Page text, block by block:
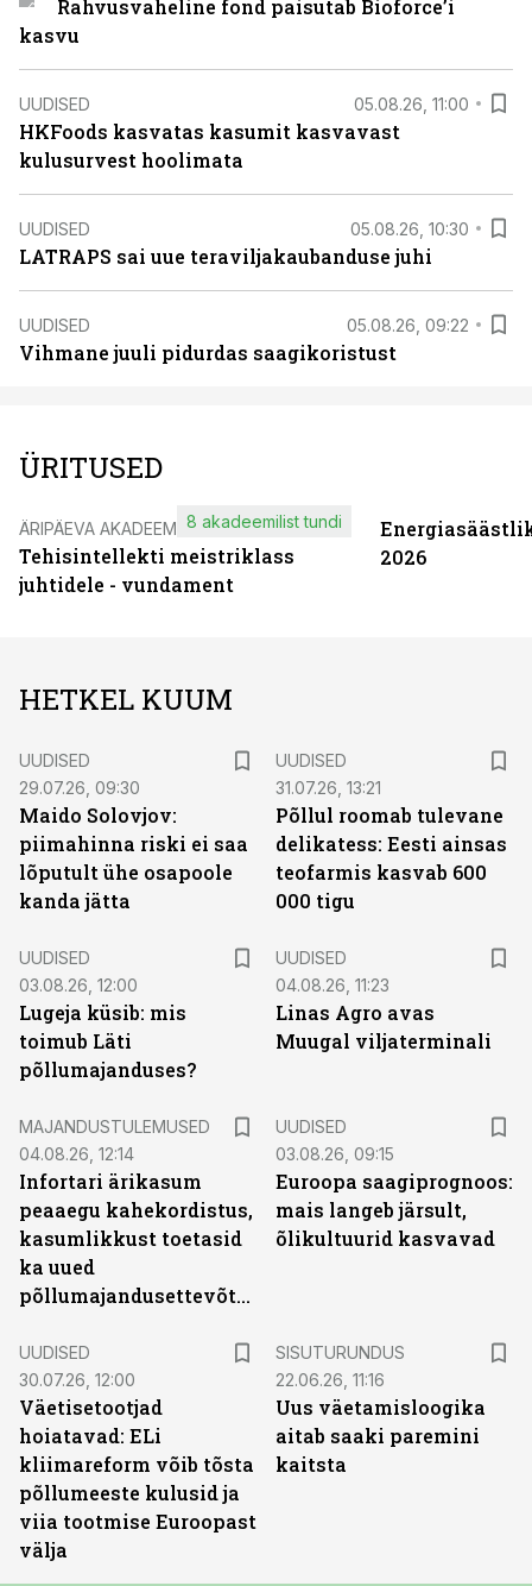
Rahvusvaheline fond paisutab Bioforce’i
kasvu
UUDISED 05.08.26, 11:00
HKFoods kasvatas kasumit kasvavast
kulusurvest hoolimata
UUDISED 05.08.26, 10:30
LATRAPS sai uue teraviljakaubanduse juhi
UUDISED 05.08.26, 09:22
Vihmane juuli pidurdas saagikoristust
ÜRITUSED
ÄRIPÄEVA AKADEEMIA
Tehisintellekti meistriklass
juhtidele - vundament
8 akadeemilist tundi
2026
HETKEL KUUM
UUDISED
29.07.26, 09:30
Maido Solovjov:
piimahinna riski ei saa
lõputult ühe osapoole
kanda jätta
UUDISED
31.07.26, 13:21
Põllul roomab tulevane
delikatess: Eesti ainsas
teofarmis kasvab 600
000 tigu
UUDISED
03.08.26, 12:00
Lugeja küsib: mis
toimub Läti
põllumajanduses?
UUDISED
04.08.26, 11:23
Linas Agro avas
Muugal viljaterminali
MAJANDUSTULEMUSED
04.08.26, 12:14
Infortari ärikasum
peaaegu kahekordistus,
kasumlikkust toetasid
ka uued
põllumajandusettevõtted
UUDISED
03.08.26, 09:15
Euroopa saagiprognoos:
mais langeb järsult,
õlikultuurid kasvavad
UUDISED
30.07.26, 12:00
Väetisetootjad
hoiatavad: ELi
kliimareform võib tõsta
põllumeeste kulusid ja
viia tootmise Euroopast
välja
SISUTURUNDUS
22.06.26, 11:16
Uus väetamisloogika
aitab saaki paremini
kaitsta